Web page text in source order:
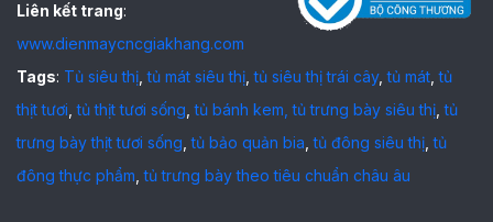
Liên kết trang:
www.dienmaycncgiakhang.com
Tags: Tủ siêu thị ,tủ mát siêu thị ,tủ siêu thị trái cây,tủ mát ,tủ
thịt tươi ,tủ thịt tươi sống tủ bánh kem, tủ trưng bày siêu thị ,tủ
trưng bày thịt tươi sống ,tủ bảo quản bia ,tủ đông siêu thị ,tủ
đông thực phẩm ,tủ trưng bày theo tiêu chuẩn châu âu